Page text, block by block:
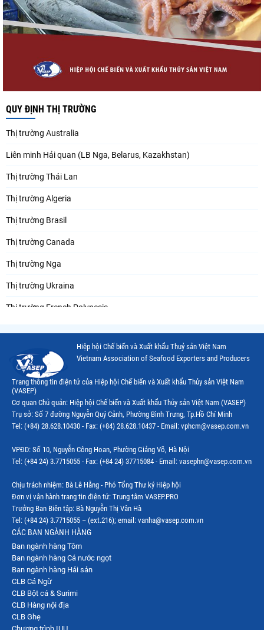
QUY ĐỊNH THỊ TRƯỜNG
Thị trường Australia
Liên minh Hải quan (LB Nga, Belarus, Kazakhstan)
Thị trường Thái Lan
Thị trường Algeria
Thị trường Brasil
Thị trường Canada
Thị trường Nga
Thị trường Ukraina
Thị trường French Polynesia
Thị trường Papua New Guinea
Thị trường New Zealand
Thị trường Đài Loan
Thị trường Hàn Quốc
Thị trường EU
Thị trường Nhật Bản
Thị trường Việt Nam
Hiệp hội Chế biến và Xuất khẩu Thuỷ sản Việt Nam
Vietnam Association of Seafood Exporters and Producers
Trang thông tin điện tử của Hiệp hội Chế biến và Xuất khẩu Thủy sản Việt Nam
(VASEP)
Cơ quan Chủ quản: Hiệp hội Chế biến và Xuất khẩu Thủy sản Việt Nam (VASEP)
Trụ sở: Số 7 đường Nguyễn Quý Cảnh, Phường Bình Trưng, Tp.Hồ Chí Minh
Tel: (+84) 28.628.10430 - Fax: (+84) 28.628.10437 - Email: vphcm@vasep.com.vn
VPĐD: Số 10, Nguyễn Công Hoan, Phường Giảng Võ, Hà Nội
Tel: (+84 24) 3.7715055 - Fax: (+84 24) 37715084 - Email: vasephn@vasep.com.vn
Chịu trách nhiệm: Bà Lê Hằng - Phó Tổng Thư ký Hiệp hội
Đơn vị vận hành trang tin điện tử: Trung tâm VASEP.PRO
Trưởng Ban Biên tập: Bà Nguyễn Thị Vân Hà
Tel: (+84 24) 3.7715055 – (ext.216); email: vanha@vasep.com.vn
CÁC BAN NGÀNH HÀNG
Ban ngành hàng Tôm
Ban ngành hàng Cá nước ngọt
Ban ngành hàng Hải sản
CLB Cá Ngừ
CLB Bột cá & Surimi
CLB Hàng nội địa
CLB Ghẹ